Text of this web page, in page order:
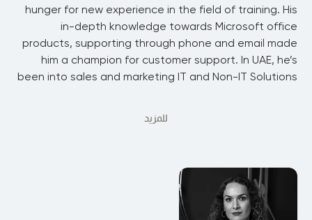
hunger for new experience in the field of training. His
in-depth knowledge towards Microsoft office
products, supporting through phone and email made
him a champion for customer support. In UAE, he’s
been into sales and marketing IT and Non-IT Solutions
للمزيد